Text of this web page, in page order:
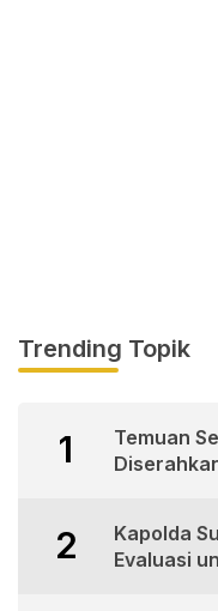
Trending Topik
1
Temuan
2
Kapolda
Evaluasi